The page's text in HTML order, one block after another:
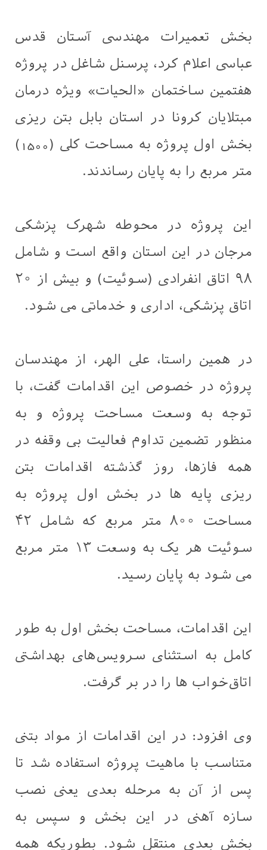
بخش تعمیرات مهندسی آستان قدس
عباسی اعلام کرد، پرسنل شاغل در پروژه
هفتمین ساختمان «الحیات» ویژه درمان
مبتلایان کرونا در استان بابل بتن ریزی
بخش اول پروژه به مساحت کلی (1500)
متر مربع را به پایان رساندند.
این پروژه در محوطه شهرک پزشکی
مرجان در این استان واقع است و شامل
۹۸ اتاق انفرادی (سوئیت) و بیش از ۲۰
اتاق پزشکی، اداری و خدماتی می شود.
در همین راستا، علی الهر، از مهندسان
پروژه در خصوص این اقدامات گفت، با
توجه به وسعت مساحت پروژه و به
منظور تضمین تداوم فعالیت بی وقفه در
همه فازها، روز گذشته اقدامات بتن
‌ریزی پایه ها در بخش اول پروژه به
مساحت ۸۰۰ متر مربع که شامل ۴۲
سوئیت هر یک به وسعت ۱۳ متر مربع
می شود به پایان رسید.
این اقدامات، مساحت بخش اول به طور
کامل به استثنای سرویس‌های بهداشتی
اتاق‌خواب ها را در بر گرفت.
وی افزود: در این اقدامات از مواد بتنی
متناسب با ماهیت پروژه استفاده شد تا
پس از آن به مرحله بعدی یعنی نصب
سازه آهنی در این بخش و سپس به
بخش بعدی منتقل شود. بطوریکه همه